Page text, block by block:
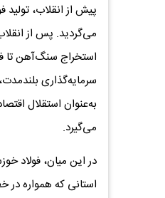
پیش از انقلاب،
می‌گردید. پس از
استخراج سنگ‌آهن تا
سرمایه‌گذاری
به‌عنوان استقلال
می‌گیرد.
در این میان، فولاد
استانی که همواره